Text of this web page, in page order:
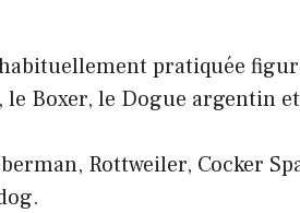
pratiquée
Boxer, le Dogue argentin
Rottweiler, Cocker